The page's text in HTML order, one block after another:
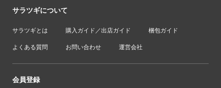
サラツギについて
サラツギとは 購入ガイド／出店ガイド 梱包ガイド
よくある質問 お問い合わせ 運営会社
会員登録